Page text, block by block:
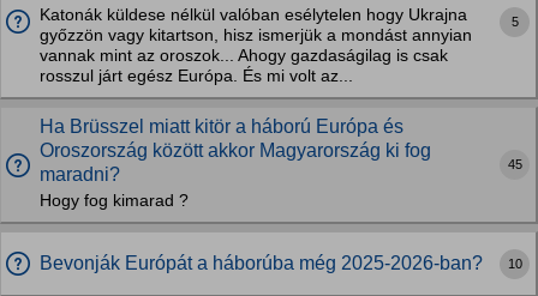
Katonák küldese nélkül valóban esélytelen hogy Ukrajna
győzzön vagy kitartson, hisz ismerjük a mondást annyian
vannak mint az oroszok... Ahogy gazdaságilag is csak
rosszul járt egész Európa. És mi volt az...
5
Ha Brüsszel miatt kitör a háború Európa és
Oroszország között akkor Magyarország ki fog
maradni?
Hogy fog kimarad ?
45
Bevonják Európát a háborúba még 2025-2026-ban? 10